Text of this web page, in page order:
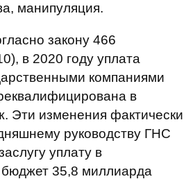
манипуляция.
закону 466
в 2020 году уплата
компаниями
в
Эти изменения фактически
руководству ГНС
уплату в
бюджет 35,8 миллиарда